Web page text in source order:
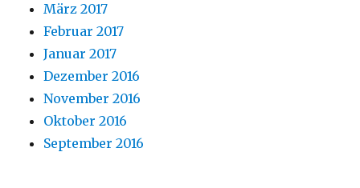
März 2017
Februar 2017
Januar 2017
Dezember 2016
November 2016
Oktober 2016
September 2016